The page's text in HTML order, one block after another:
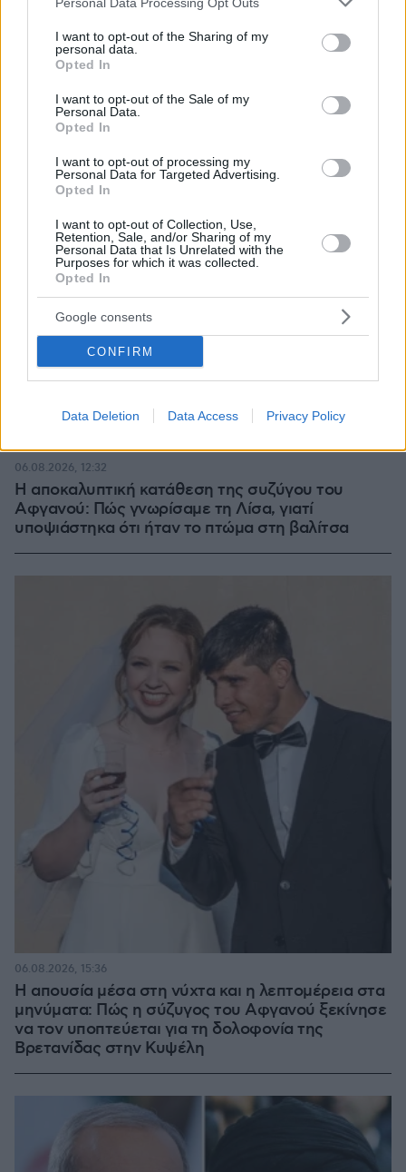
not limited to your visit or usage behaviour. You may click to
grant or deny consent to Google and its third-party tags to
use your data for below specified purposes in below Google
consent section.
I want to opt-out of the Sharing of my
personal data.
Opted In
I want to opt-out of the Sale of my
Personal Data.
Opted In
I want to opt-out of processing my
Personal Data for Targeted Advertising.
Opted In
I want to opt-out of Collection, Use,
Retention, Sale, and/or Sharing of my
Personal Data that Is Unrelated with the
Purposes for which it was collected.
Opted In
Google consents
CONFIRM
Data Deletion Data Access Privacy Policy
ΤΑ ΠΙΟ ΔΗΜΟΦΙΛΗ
Η αποκαλυπτική κατάθεση της συζύγου του
Αφγανού: Πώς γνωρίσαμε τη Λίσα, γιατί
υποψιάστηκα ότι ήταν το πτώμα στη βαλίτσα
06.08.2026, 12:32
Η απουσία μέσα στη νύχτα και η λεπτομέρεια στα
μηνύματα: Πώς η σύζυγος του Αφγανού ξεκίνησε
να τον υποπτεύεται για τη δολοφονία της
Βρετανίδας στην Κυψέλη
06.08.2026, 15:36